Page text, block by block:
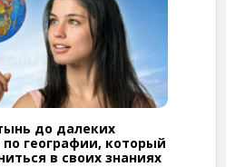
до далеких
по географии, который
в своих знаниях